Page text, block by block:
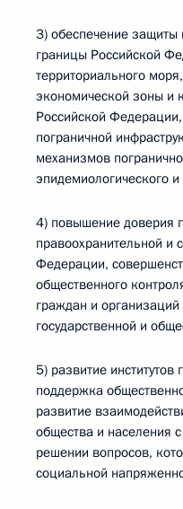
3) обеспечение защиты
границы Российской
территориального
экономической зоны и
Российской
пограничной
механизмов
эпидемиологического
4) повышение доверия
правоохранительной и
Федерации,
общественного
граждан и
государственной и
5) развитие
поддержка
развитие
общества и населения
решении вопросов,
социальной